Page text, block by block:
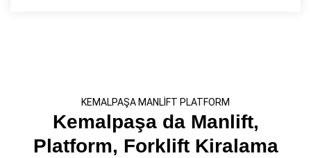
KEMALPAŞA MANLİFT PLATFORM
Kemalpaşa da Manlift,
Platform, Forklift Kiralama